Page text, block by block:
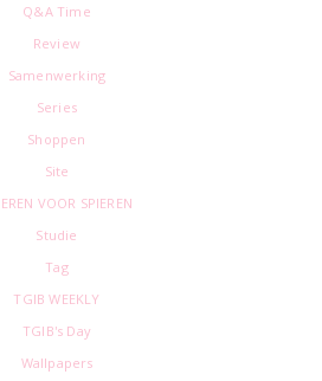
Q&A Time
Review
Samenwerking
Series
Shoppen
Site
VOOR SPIEREN
Studie
Tag
TGIB WEEKLY
TGIB's Day
Wallpapers